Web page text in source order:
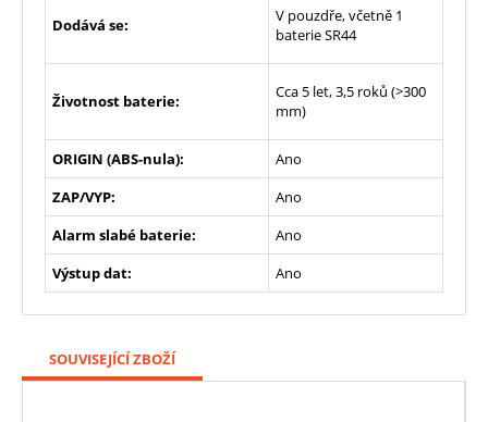
Dodává se:
V pouzdře, včetně 1
baterie SR44
Životnost baterie:
Cca 5 let, 3,5 roků (>300
mm)
ORIGIN (ABS-nula):
Ano
ZAP/VYP:
Ano
Alarm slabé baterie:
Ano
Výstup dat:
Ano
SOUVISEJÍCÍ ZBOŽÍ